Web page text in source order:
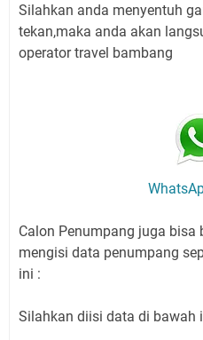
Silahkan anda menyentuh
tekan,maka anda akan
operator travel bambang
Calon Penumpang juga bisa
mengisi data penumpang
ini :
Silahkan diisi data di bawah